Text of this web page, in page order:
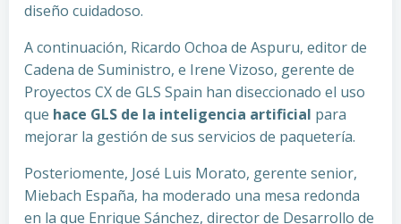
diseño cuidadoso.
A continuación, Ricardo Ochoa de Aspuru, editor de
Cadena de Suministro, e Irene Vizoso, gerente de
Proyectos CX de GLS Spain han diseccionado el uso
que hace GLS de la inteligencia artificial para
mejorar la gestión de sus servicios de paquetería.
Posteriomente, José Luis Morato, gerente senior,
Miebach España, ha moderado una mesa redonda
en la que Enrique Sánchez, director de Desarrollo de